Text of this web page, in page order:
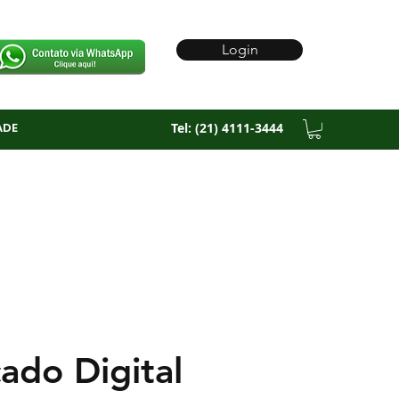
Login
Tel: (21) 4111-3444
Digital